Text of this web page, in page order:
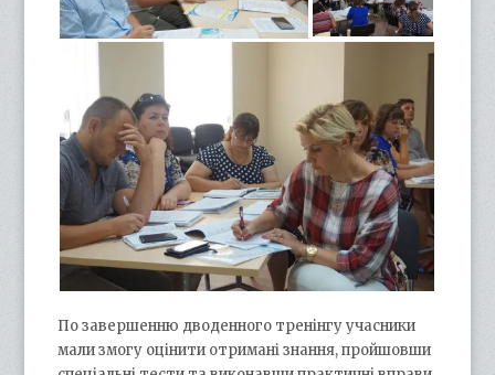
По завершенню дводенного тренінгу учасники
мали змогу оцінити отримані знання, пройшовши